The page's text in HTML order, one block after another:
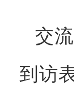
交
到访